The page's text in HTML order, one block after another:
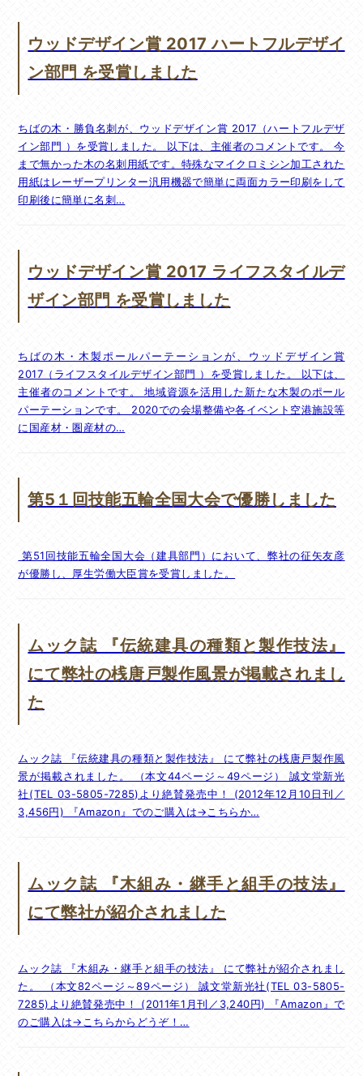
ウッドデザイン賞 2017 ハートフルデザイ
ン部門 を受賞しました
ちばの木・勝負名刺が、ウッドデザイン賞 2017（ハートフルデザ
イン部門 ）を受賞しました。 以下は、主催者のコメントです。 今
まで無かった木の名刺用紙です。特殊なマイクロミシン加工された
用紙はレーザープリンター汎用機器で簡単に両面カラー印刷をして
印刷後に簡単に名刺…
ウッドデザイン賞 2017 ライフスタイルデ
ザイン部門 を受賞しました
ちばの木・木製ポールパーテーションが、ウッドデザイン賞
2017（ライフスタイルデザイン部門 ）を受賞しました。 以下は、
主催者のコメントです。 地域資源を活用した新たな木製のポール
パーテーションです。 2020での会場整備や各イベント空港施設等
に国産材・圏産材の…
第5１回技能五輪全国大会で優勝しました
第51回技能五輪全国大会（建具部門）において、弊社の征矢友彦
が優勝し、厚生労働大臣賞を受賞しました。
ムック誌 『伝統建具の種類と製作技法』
にて弊社の桟唐戸製作風景が掲載されまし
た
ムック誌 『伝統建具の種類と製作技法』 にて弊社の桟唐戸製作風
景が掲載されました。 （本文44ページ～49ページ） 誠文堂新光
社(TEL 03-5805-7285)より絶賛発売中！ (2012年12月10日刊／
3,456円) 『Amazon』でのご購入は→こちらか…
ムック誌 『木組み・継手と組手の技法』
にて弊社が紹介されました
ムック誌 『木組み・継手と組手の技法』 にて弊社が紹介されまし
た。 （本文82ページ～89ページ） 誠文堂新光社(TEL 03-5805-
7285)より絶賛発売中！ (2011年1月刊／3,240円) 『Amazon』で
のご購入は→こちらからどうぞ！…